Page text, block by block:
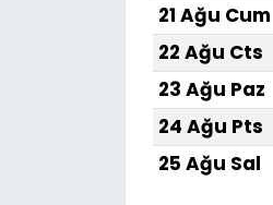
21 Ağu Cum
22 Ağu Cts
23 Ağu Paz
24 Ağu Pts
25 Ağu Sal